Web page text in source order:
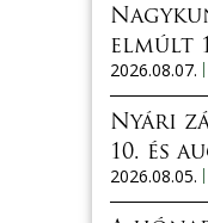
elmúlt
2026.08.07.
Nyári
10. és
2026.08.05.